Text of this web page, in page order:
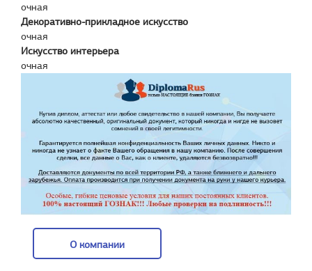
очная
Декоративно-прикладное искусство
очная
Искусство интерьера
очная
О компании